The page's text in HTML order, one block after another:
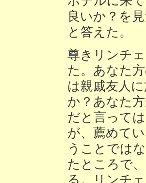
良いか？を
と答えた。
尊きリンチ
た。あなた
は親戚友人
か？あなた
だと言って
が、薦めて
うことでは
たところで
る。リンチ